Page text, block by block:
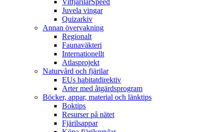
Juvela vingar
Quizarkiv
Annan övervakning
Regionalt
Faunaväkteri
Internationellt
Atlasprojekt
Naturvård och fjärilar
EUs habitatdirektiv
Arter med åtgärdsprogram
Böcker, appar, material och länktips
Boktips
Resurser på nätet
Fjärilsappar